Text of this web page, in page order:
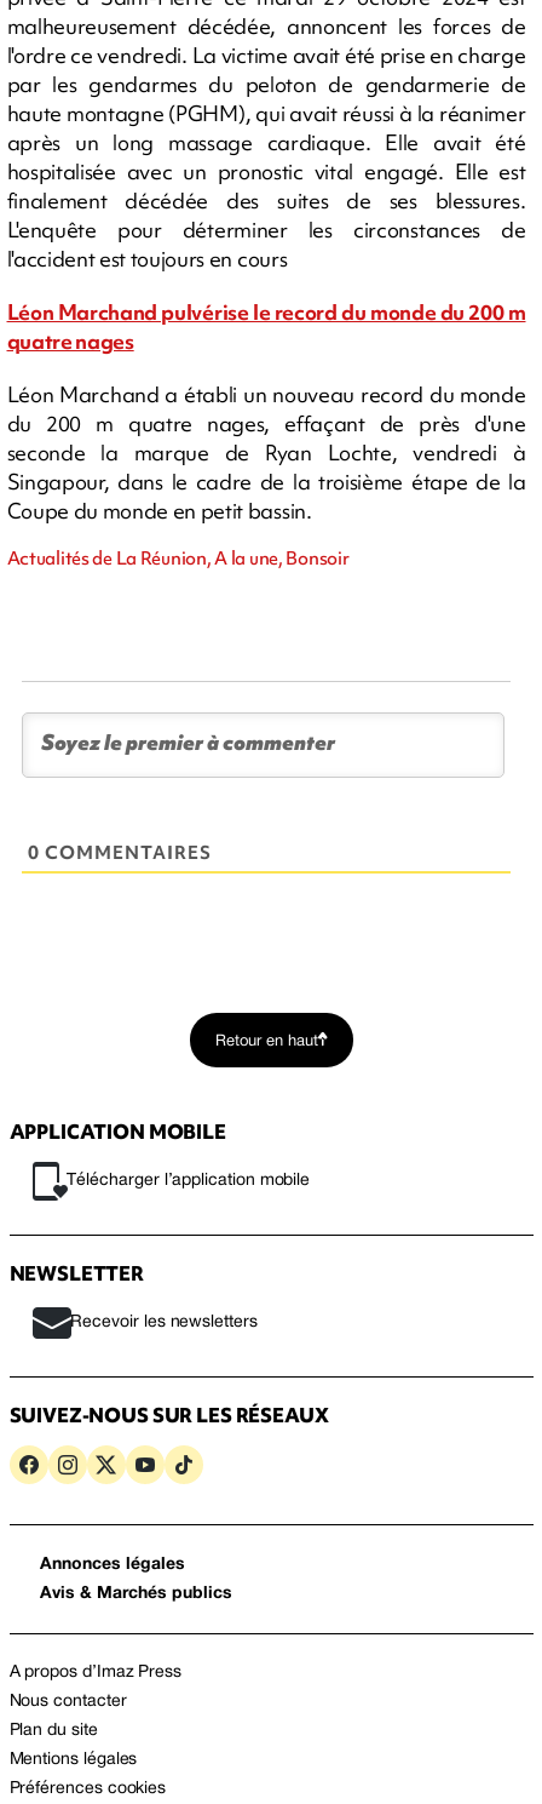
malheureusement décédée, annoncent les forces de
l'ordre ce vendredi. La victime avait été prise en charge
par les gendarmes du peloton de gendarmerie de
haute montagne (PGHM), qui avait réussi à la réanimer
après un long massage cardiaque. Elle avait été
hospitalisée avec un pronostic vital engagé. Elle est
finalement décédée des suites de ses blessures.
L'enquête pour déterminer les circonstances de
l'accident est toujours en cours
Léon Marchand pulvérise le record du monde du 200 m
quatre nages
Léon Marchand a établi un nouveau record du monde
du 200 m quatre nages, effaçant de près d'une
seconde la marque de Ryan Lochte, vendredi à
Singapour, dans le cadre de la troisième étape de la
Coupe du monde en petit bassin.
Actualités de La Réunion, A la une, Bonsoir
0 COMMENTAIRES
Retour en haut
APPLICATION MOBILE
Télécharger l’application mobile
NEWSLETTER
Recevoir les newsletters
SUIVEZ-NOUS SUR LES RÉSEAUX
Annonces légales
Avis & Marchés publics
A propos d’Imaz Press
Nous contacter
Plan du site
Mentions légales
Préférences cookies